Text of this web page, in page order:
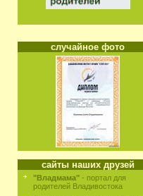
случайное фото
сайты наших друзей
"Владмама" - портал для
родителей Владивостока